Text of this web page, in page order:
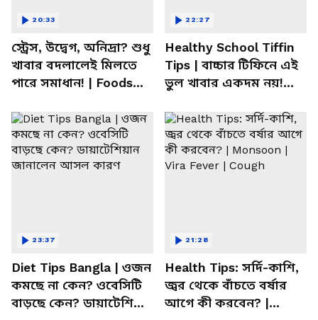
স্ট্রেস, উদ্বেগ, অনিদ্রা? শুধু
খাবার বদলালেই মিলতে
পারে সমাধান! | Foods
20:33
Healthy School Tiffin
Tips | বাচ্চার টিফিনে এই
ভুল খাবার একদম নয়!
22:27
Diet Tips Bangla | ওজন
কমছে না কেন? ওবেসিটি
বাড়ছে কেন? ডায়াটেশিয়ান
23:37
Health Tips: সর্দি-কাশি,
জ্বর থেকে বাঁচতে বর্ষার
আগে কী করবেন? |
21:28